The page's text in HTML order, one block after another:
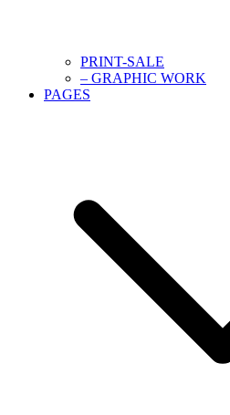
PRINT-SALE
– GRAPHIC WORK
PAGES